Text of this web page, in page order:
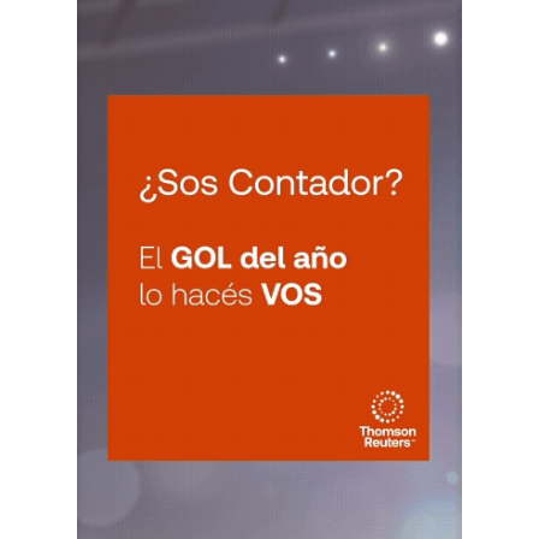
LA RIOJA
Agentes Percepcion La Rioja
CUIT 5-6-7-8-9-…
NEUQUEN